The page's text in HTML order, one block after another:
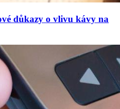
důkazy o vlivu kávy na